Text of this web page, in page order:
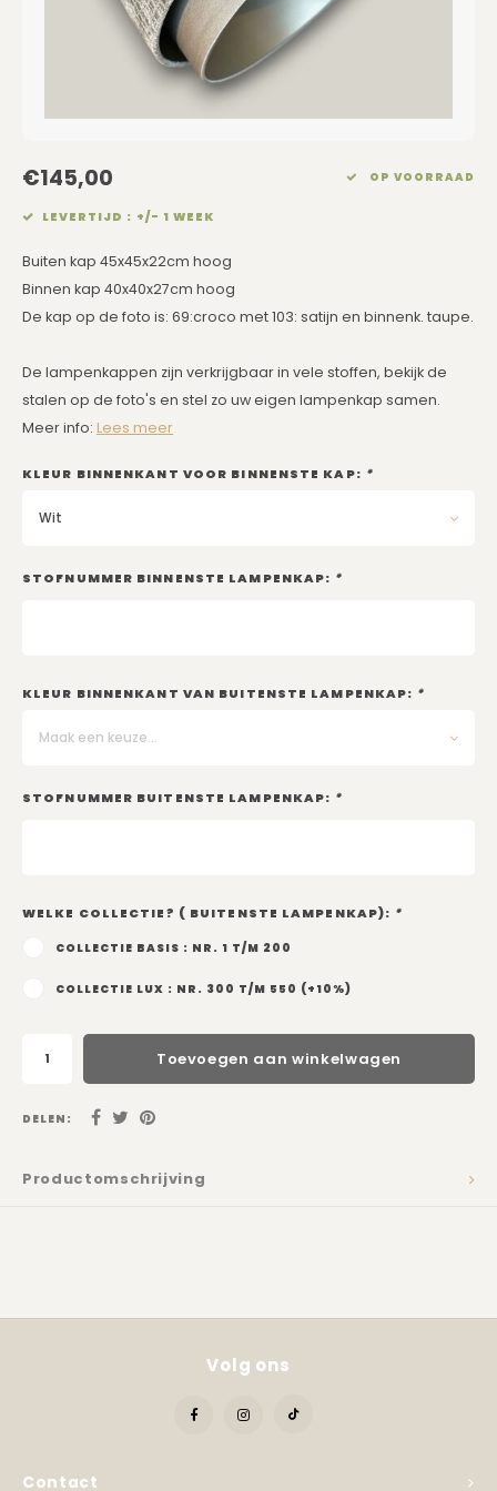
Eetkamerstoelen
Banken
TV Kasten
Rechthoekige Lampenkappen
Schuine Lampenkappen
Pet Lampenkappen
SALE Lampenkappen
Kussens Grijs
Kussens Blauw
Kussens SALE
Dienbladen / Schalen
Kunstbloemen
Plaids
Zuilen
Asleigh & Burwood
€145,00 OP VOORRAAD
LEVERTIJD : +/- 1 WEEK
Buiten kap 45x45x22cm hoog
Binnen kap 40x40x27cm hoog
De kap op de foto is: 69:croco met 103: satijn en binnenk. taupe.
De lampenkappen zijn verkrijgbaar in vele stoffen, bekijk de
stalen op de foto's en stel zo uw eigen lampenkap samen.
Meer info: Lees meer
KLEUR BINNENKANT VOOR BINNENSTE KAP: *
Wit
STOFNUMMER BINNENSTE LAMPENKAP: *
KLEUR BINNENKANT VAN BUITENSTE LAMPENKAP: *
Maak een keuze...
STOFNUMMER BUITENSTE LAMPENKAP: *
WELKE COLLECTIE? ( BUITENSTE LAMPENKAP): *
COLLECTIE BASIS : NR. 1 T/M 200
COLLECTIE LUX : NR. 300 T/M 550 (+10%)
Toevoegen aan winkelwagen
DELEN:
Productomschrijving
Contact
Volg ons